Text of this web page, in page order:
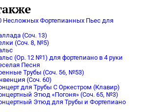
Несложных Фортепианных Пьес для
(Соч. 13)
(Соч. 8, №5)
(Op. 12 №1) для фортепиано в 4 руки
Песня
Трубы (Соч. 56, №53)
(Соч. 60)
для Трубы С Оркестром (Клавир)
Этюд «Погоня» (Соч. 65, №3)
Этюд для Трубы и Фортепиано